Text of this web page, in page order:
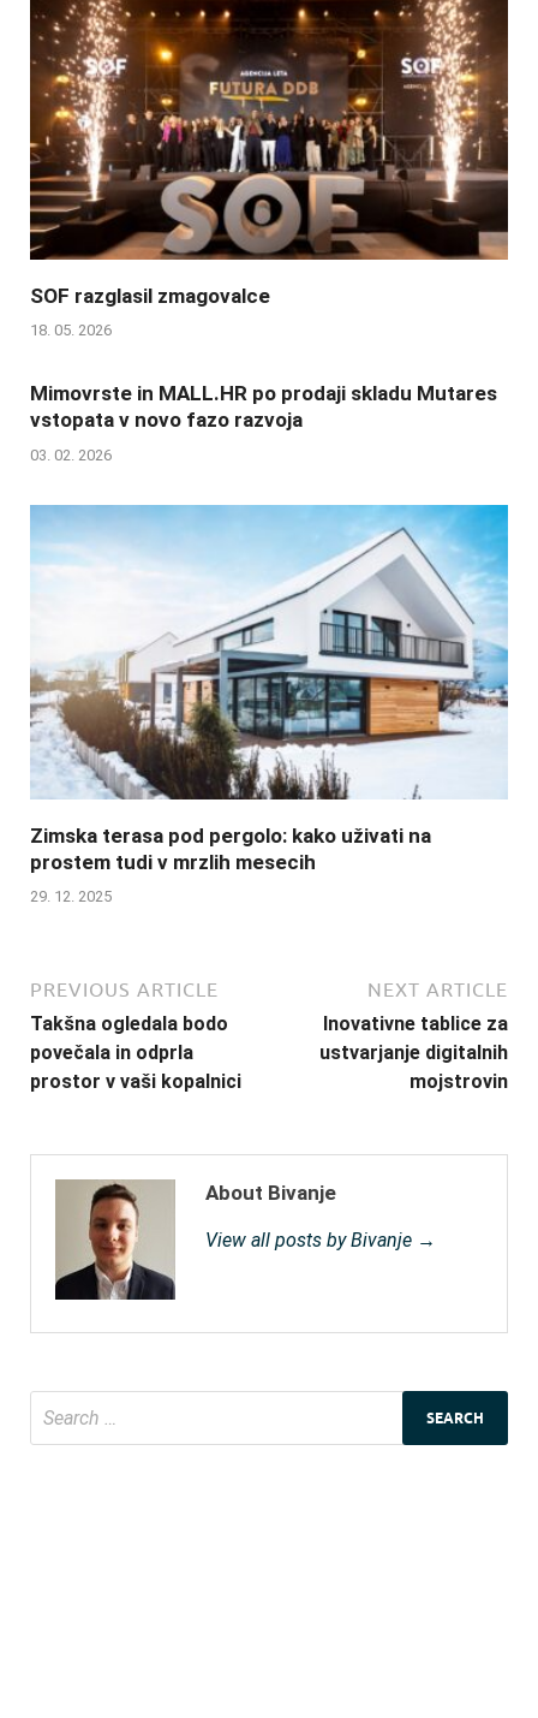
SOF razglasil zmagovalce
18. 05. 2026
Mimovrste in MALL.HR po prodaji skladu Mutares
vstopata v novo fazo razvoja
03. 02. 2026
Zimska terasa pod pergolo: kako uživati na
prostem tudi v mrzlih mesecih
29. 12. 2025
PREVIOUS ARTICLE
Takšna ogledala bodo
povečala in odprla
prostor v vaši kopalnici
NEXT ARTICLE
Inovativne tablice za
ustvarjanje digitalnih
mojstrovin
About Bivanje
View all posts by Bivanje →